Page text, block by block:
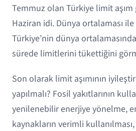
Temmuz olan Türkiye limit aşım
Haziran idi. Dünya ortalaması ile
Türkiye’nin dünya
sürede limitlerini tükettiğini
Son olarak limit aşımının
yapılmalı? Fosil yakıtlarının
yenilenebilir enerjiye yönelme,
kaynakların verimli